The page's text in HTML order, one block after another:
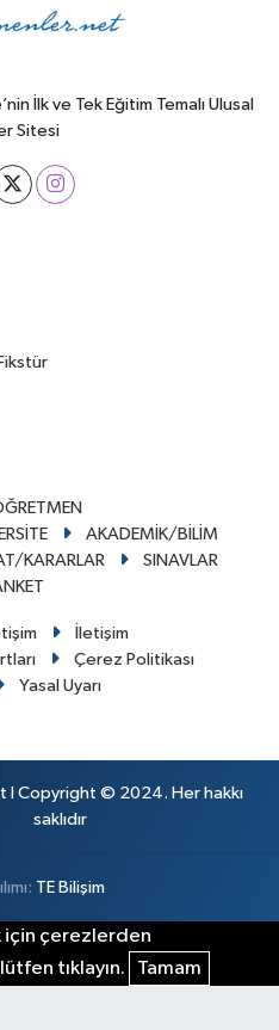
İlk ve Tek Eğitim Temalı Ulusal
Sitesi
AKADEMİK/BİLİM
KARARLAR
SINAVLAR
İletişim
Çerez Politikası
Yasal Uyarı
I Copyright © 2024. Her hakkı
saklıdır
TE Bilişim
için çerezlerden
tıklayın.
Tamam